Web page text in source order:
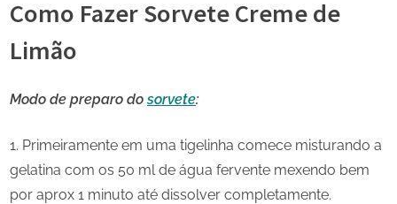
Como Fazer Sorvete Creme de
Limão
Modo de preparo dosorvete:
Primeiramente em uma tigelinha comece misturando a
gelatina com os 50 ml de água fervente mexendo bem
por aprox 1 minuto até dissolver completamente.